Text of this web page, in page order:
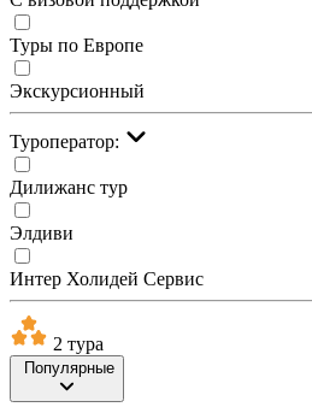
Туры по Европе
Экскурсионный
Туроператор:
Дилижанс тур
Элдиви
Интер Холидей Сервис
2 тура
Популярные